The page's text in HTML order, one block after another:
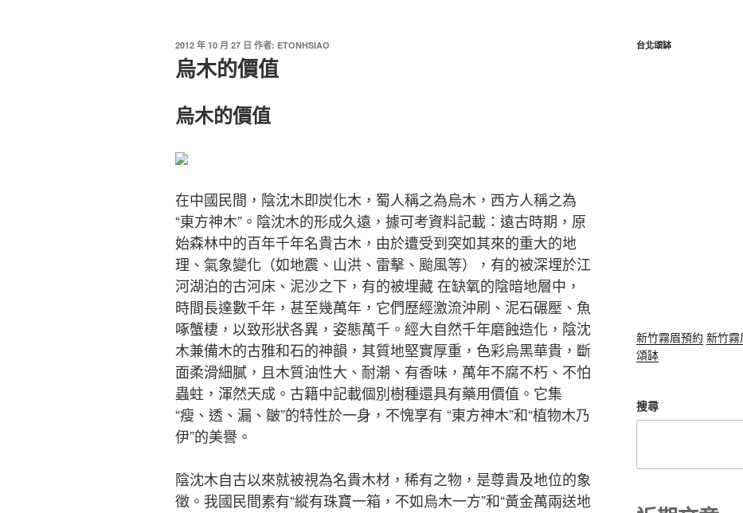
2012 年 10 月 27 日 作者: ETONHSIAO
烏木的價值
烏木的價值
在中國民間，陰沈木即炭化木，蜀人稱之為烏木，西方人稱之為
“東方神木”。陰沈木的形成久遠，據可考資料記載：遠古時期，原
始森林中的百年千年名貴古木，由於遭受到突如其來的重大的地
理、氣象變化（如地震、山洪、雷擊、颱風等），有的被深埋於江
河湖泊的古河床、泥沙之下，有的被埋藏 在缺氧的陰暗地層中，
時間長達數千年，甚至幾萬年，它們歷經激流沖刷、泥石碾壓、魚
啄蟹棲，以致形狀各異，姿態萬千。經大自然千年磨蝕造化，陰沈
木兼備木的古雅和石的神韻，其質地堅實厚重，色彩烏黑華貴，斷
面柔滑細膩，且木質油性大、耐潮、有香味，萬年不腐不朽、不怕
蟲蛀，渾然天成。古籍中記載個別樹種還具有藥用價值。它集
“瘦、透、漏、皺”的特性於一身，不愧享有 “東方神木”和“植物木乃
伊”的美譽。
陰沈木自古以來就被視為名貴木材，稀有之物，是尊貴及地位的象
徵。我國民間素有“縱有珠寶一箱，不如烏木一方”和“黃金萬兩送地
台北頌缽
新竹霧眉預約 新竹霧
頌缽
搜尋